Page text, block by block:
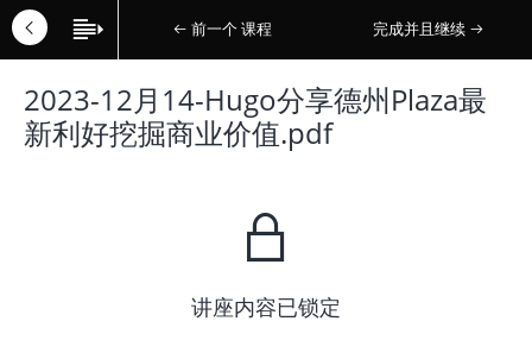
前一个 课程 完成并且继续
2023-12月14-Hugo分享德州Plaza最
新利好挖掘商业价值.pdf
讲座内容已锁定